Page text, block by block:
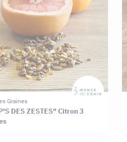
Graines
DES ZESTES" Citron 3